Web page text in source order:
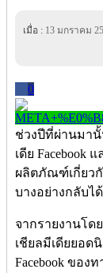
เมื่อ : 13 มกราคม
0
ช่วงปีที่ผ่านมานั้
เดีย Facebook
ผลิตภัณฑ์เกี่ยว
บางอย่างกลับไ
จากรายงานโด
เชียลมีเดียยอด
Facebook ขอ